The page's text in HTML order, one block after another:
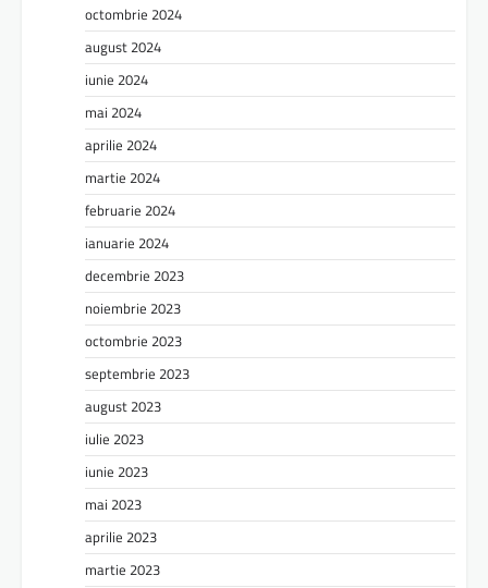
octombrie 2024
august 2024
iunie 2024
mai 2024
aprilie 2024
martie 2024
februarie 2024
ianuarie 2024
decembrie 2023
noiembrie 2023
octombrie 2023
septembrie 2023
august 2023
iulie 2023
iunie 2023
mai 2023
aprilie 2023
martie 2023